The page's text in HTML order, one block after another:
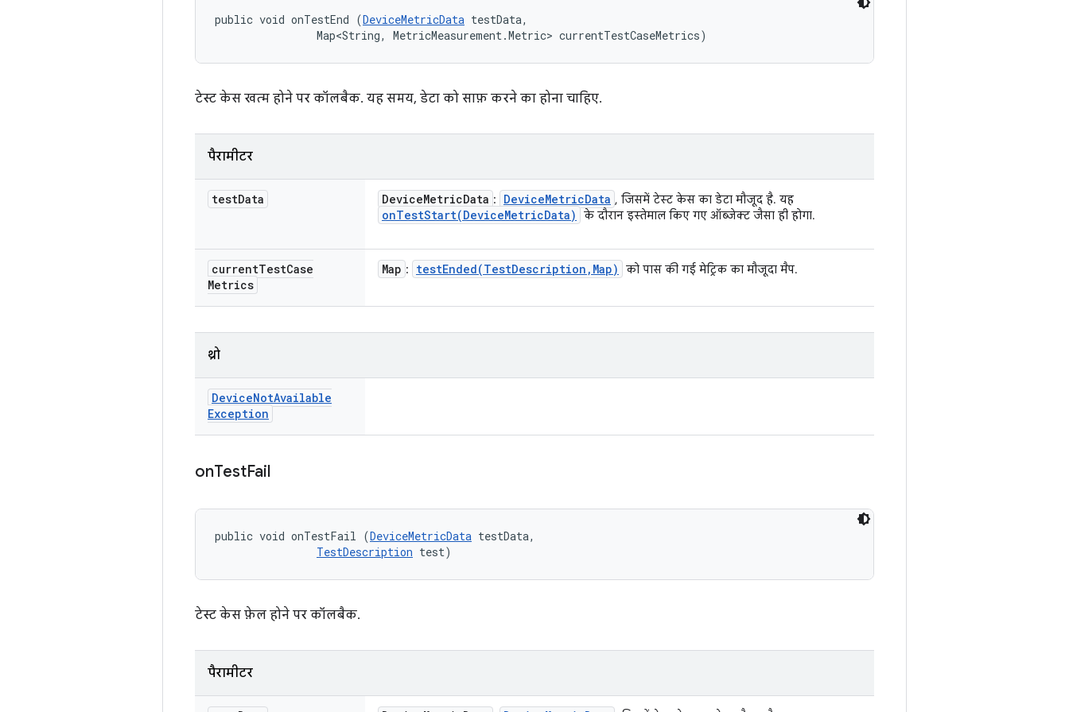
public void onTestEnd (DeviceMetricData testData,
                Map<String, MetricMeasurement.Metric> currentTestCaseMetrics)
टेस्ट केस खत्म होने पर कॉलबैक. यह समय, डेटा को साफ़ करने का होना चाहिए.
पैरामीटर
testData DeviceMetricData : DeviceMetricData , जिसमें टेस्ट केस का डेटा मौजूद है. यह
onTestStart(DeviceMetricData) के दौरान इस्तेमाल किए गए ऑब्जेक्ट जैसा ही होगा.
currentTestCase
Metrics
Map : testEnded(TestDescription , Map) को पास की गई मेट्रिक का मौजूदा मैप.
थ्रो
DeviceNotAvailable
Exception
onTestFail
public void onTestFail (DeviceMetricData testData,
TestDescription test)
टेस्ट केस फ़ेल होने पर कॉलबैक.
पैरामीटर